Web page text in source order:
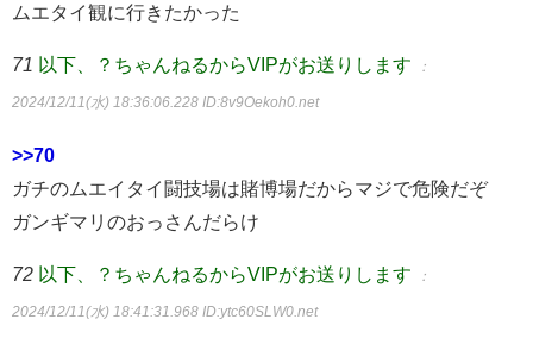
ムエタイ観に行きたかった
71 以下、？ちゃんねるからVIPがお送りします ：
2024/12/11(水) 18:36:06.228 ID:8v9Oekoh0.net
>>70
ガチのムエイタイ闘技場は賭博場だからマジで危険だぞ
ガンギマリのおっさんだらけ
72 以下、？ちゃんねるからVIPがお送りします ：
2024/12/11(水) 18:41:31.968 ID:ytc60SLW0.net